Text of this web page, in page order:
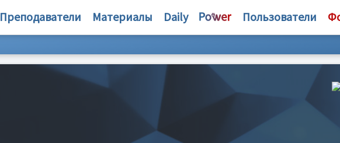
Преподаватели Материалы Daily Пользователи